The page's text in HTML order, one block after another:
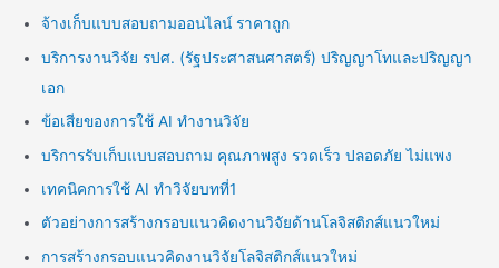
จ้างเก็บแบบสอบถามออนไลน์ ราคาถูก
บริการงานวิจัย รปศ. (รัฐประศาสนศาสตร์) ปริญญาโทและปริญญา
เอก
ข้อเสียของการใช้ AI ทำงานวิจัย
บริการรับเก็บแบบสอบถาม คุณภาพสูง รวดเร็ว ปลอดภัย ไม่แพง
เทคนิคการใช้ AI ทำวิจัยบทที่1
ตัวอย่างการสร้างกรอบแนวคิดงานวิจัยด้านโลจิสติกส์แนวใหม่
การสร้างกรอบแนวคิดงานวิจัยโลจิสติกส์แนวใหม่